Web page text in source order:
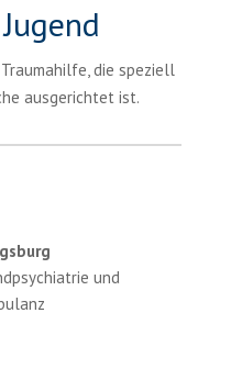
die speziell
ausgerichtet ist.
und